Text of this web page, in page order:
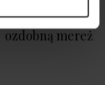
Piaskowy
ozdobną